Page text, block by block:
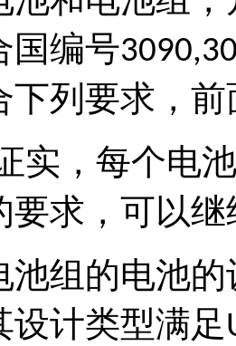
国编号
下列要求，
实，每个电
要求，可以
池组的电池
设计类型满足